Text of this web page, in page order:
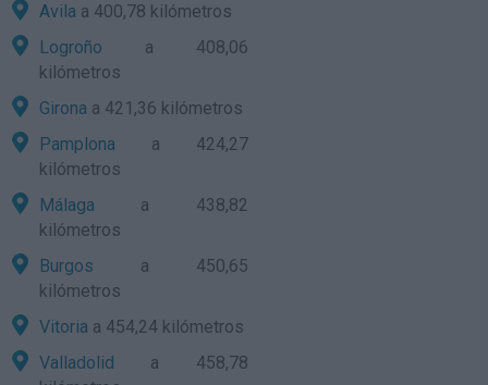
Avila a 400,78 kilómetros
Logroño a 408,06
kilómetros
Girona a 421,36 kilómetros
Pamplona a 424,27
kilómetros
Málaga a 438,82
kilómetros
Burgos a 450,65
kilómetros
Vitoria a 454,24 kilómetros
Valladolid a 458,78